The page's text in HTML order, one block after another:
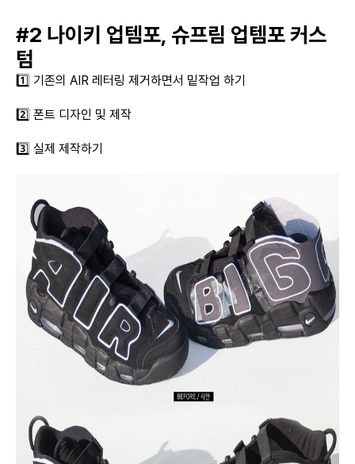
#2 나이키 업템포, 슈프림 업템포 커스
텀
1️⃣ 기존의 AIR 레터링 제거하면서 밑작업 하기
2️⃣ 폰트 디자인 및 제작
3️⃣ 실제 제작하기